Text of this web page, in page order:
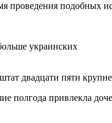
проведения подобных
украинских
двадцати пяти
полгода привлекла